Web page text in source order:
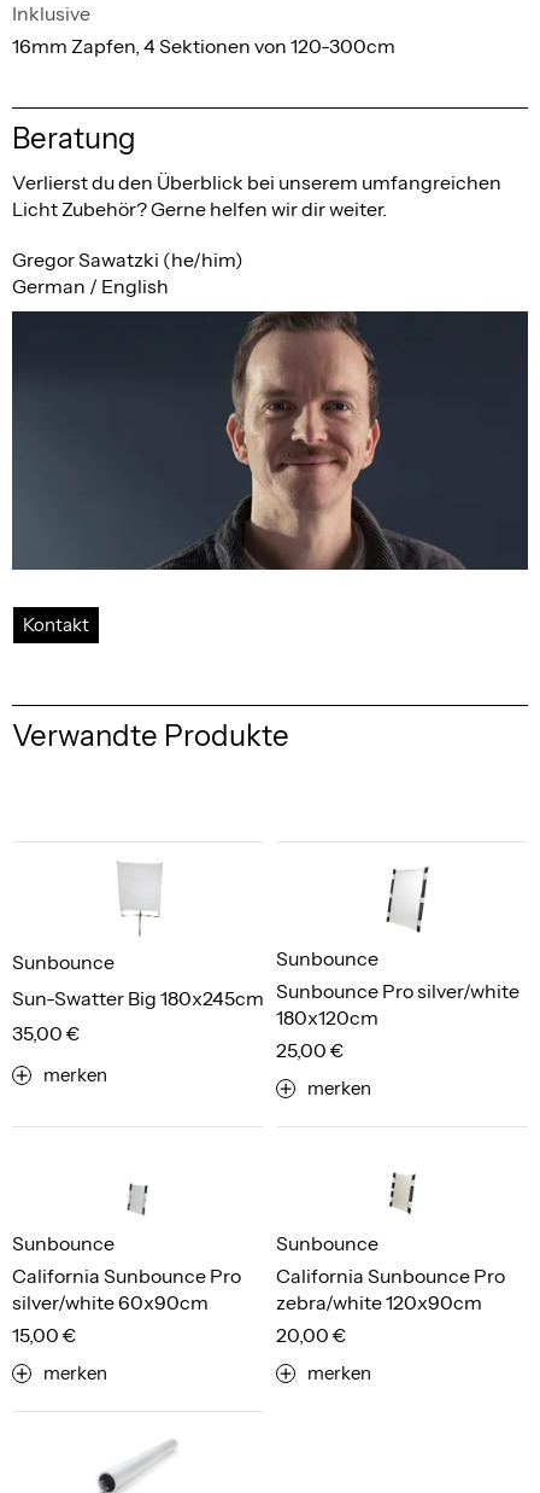
Inklusive
16mm Zapfen, 4 Sektionen von 120-300cm
Beratung
Verlierst du den Überblick bei unserem umfangreichen
Licht Zubehör? Gerne helfen wir dir weiter.
Gregor Sawatzki (he/him)
German / English
Kontakt
Verwandte Produkte
Sun-Swatter Big 180x245cm
Sunbounce
35,00 €
merken
Sunbounce Pro silver/white
180x120cm
Sunbounce
25,00 €
merken
California Sunbounce Pro
silver/white 60x90cm
Sunbounce
15,00 €
merken
California Sunbounce Pro
zebra/white 120x90cm
Sunbounce
20,00 €
merken